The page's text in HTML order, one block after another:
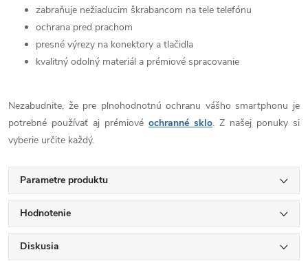
zabraňuje nežiaducim škrabancom na tele telefónu
ochrana pred prachom
presné výrezy na konektory a tlačidla
kvalitný odolný materiál a prémiové spracovanie
Nezabudnite, že pre plnohodnotnú ochranu vášho smartphonu je
potrebné používať aj prémiové ochranné sklo. Z našej ponuky si
vyberie určite každý.
Parametre produktu
Hodnotenie
Diskusia